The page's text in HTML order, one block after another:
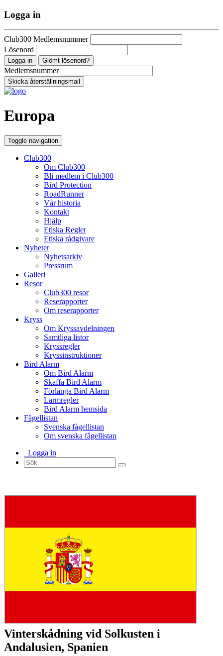
Logga in
Club300 Medlemsnummer
Lösenord
Glömt lösenord?
Medlemsnummer
Europa
Toggle navigation
Club300
Om Club300
Bli medlem i Club300
Bird Protection
RoadRunner
Vår historia
Kontakt
Hjälp
Etiska Regler
Etiska rådgivare
Nyheter
Nyhetsarkiv
Pressrum
Galleri
Resor
Club300 resor
Reserapporter
Om reserapporter
Kryss
Om Kryssavdelningen
Samtliga listor
Kryssregler
Kryssinstruktioner
Bird Alarm
Om Bird Alarm
Skaffa Bird Alarm
Förlänga Bird Alarm
Larmregler
Bird Alarm hemsida
Fågellistan
Svenska fågellistan
Om svenska fågellistan
Logga in
Vinterskådning vid Solkusten i
Andalusien, Spanien